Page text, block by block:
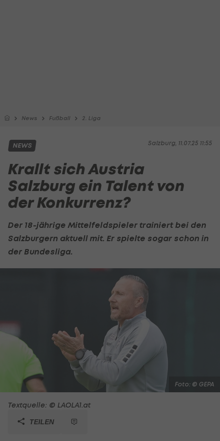
News Fußball 2. Liga
Salzburg, 11.07.25 11:55
NEWS
Krallt sich Austria
Salzburg ein Talent von
der Konkurrenz?
Der 18-jährige Mittelfeldspieler trainiert bei den
Salzburgern aktuell mit. Er spielte sogar schon in
der Bundesliga.
Foto: © GEPA
Textquelle: © LAOLA1.at
TEILEN